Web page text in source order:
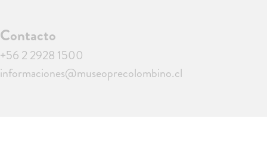
Contacto
+56 2 2928 1500
informaciones@museoprecolombino.cl